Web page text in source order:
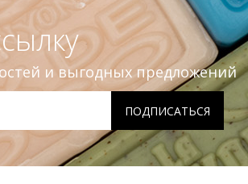
и выгодных предложений